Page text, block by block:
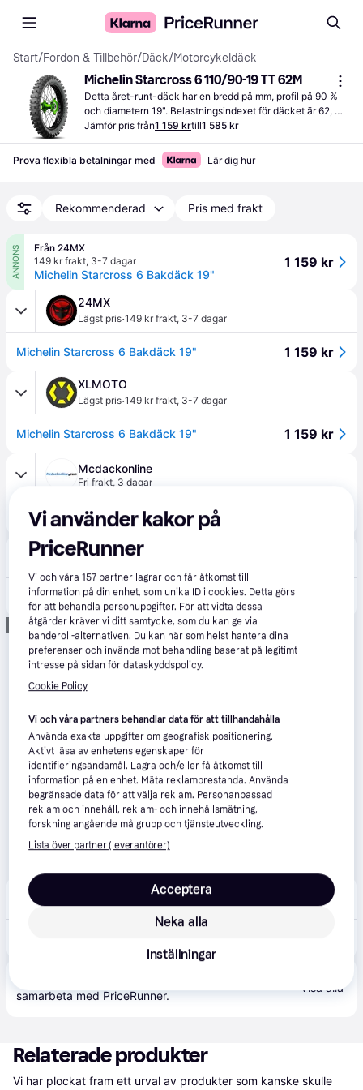
Start/Fordon & Tillbehör/Däck/Motorcykeldäck
Michelin Starcross 6 110/90-19 TT 62M
Detta året-runt-däck har en bredd på mm, profil på 90 %
och diametern 19". Belastningsindexet för däcket är 62,
vilket motsvarar en vikt på 62 kg per däck.
Jämför pris från1 159 krtill1 585 kr
Prova flexibla betalningar med Lär dig hur
Rekommenderad Pris med frakt
ANNONS
Från 24MX
149 kr frakt, 3-7 dagar
Michelin Starcross 6 Bakdäck 19"
1 159 kr
24MX
Lägst pris·149 kr frakt, 3-7 dagar
Michelin Starcross 6 Bakdäck 19" 1 159 kr
XLMOTO
Lägst pris·149 kr frakt, 3-7 dagar
Michelin Starcross 6 Bakdäck 19" 1 159 kr
Mcdackonline
Fri frakt, 3 dagar
Dack-Online
Michelin Starcross 6 ( 110/90-19 TT 62M Bakhjul, M/C, Gummiblandning Medium HARD, NHS ) 1 485 kr
Annons
5-7 dagar
samarbeta med PriceRunner.
Visa alla
Relaterade produkter
Vi har plockat fram ett urval av produkter som kanske skulle
Vi använder kakor på
PriceRunner
Vi och våra157 partner lagrar och får åtkomst till
information på din enhet, som unika ID i cookies. Detta görs
för att behandla personuppgifter. För att vidta dessa
åtgärder kräver vi ditt samtycke, som du kan ge via
banderoll-alternativen. Du kan när som helst hantera dina
preferenser och invända mot behandling baserat på legitimt
intresse på sidan för dataskyddspolicy.
Cookie Policy
Vi och våra partners behandlar data för att tillhandahålla
Använda exakta uppgifter om geografisk positionering.
Aktivt läsa av enhetens egenskaper för
identifieringsändamål. Lagra och/eller få åtkomst till
information på en enhet. Mäta reklamprestanda. Använda
begränsade data för att välja reklam. Personanpassad
reklam och innehåll, reklam- och innehållsmätning,
forskning angående målgrupp och tjänsteutveckling.
Lista över partner (leverantörer)
Neka alla
Acceptera
Inställningar